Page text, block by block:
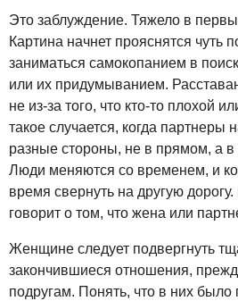
Это заблуждение. Тяжело в
Картина начнет прояснятся чуть
заниматься самокопанием в
или их придумыванием.
не из-за того, что кто-то плохой
такое случается, когда партнеры
разные стороны, не в прямом, а
Люди меняются со временем, и
время свернуть на другую
говорит о том, что жена или
Женщине следует подвергнуть
закончившиеся отношения,
подругам. Понять, что в них было